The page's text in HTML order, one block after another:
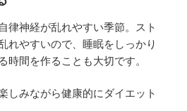
律神経が乱れやすい季節。スト
れやすいので、睡眠をしっかり
時間を作ることも大切です。
しみながら健康的にダイエット